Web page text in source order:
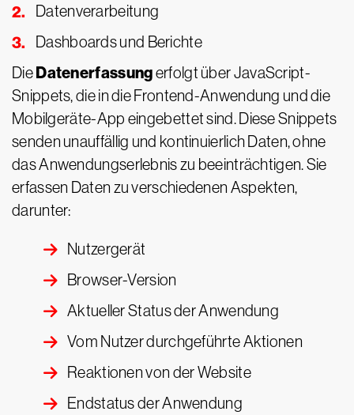
Datenverarbeitung
Dashboards und Berichte
DieDatenerfassungerfolgt über JavaScript-
Snippets, die in die Frontend-Anwendung und die
Mobilgeräte-App eingebettet sind. Diese Snippets
senden unauffällig und kontinuierlich Daten, ohne
das Anwendungserlebnis zu beeinträchtigen. Sie
erfassen Daten zu verschiedenen Aspekten,
darunter:
Nutzergerät
Browser-Version
Aktueller Status der Anwendung
Vom Nutzer durchgeführte Aktionen
Reaktionen von der Website
Endstatus der Anwendung